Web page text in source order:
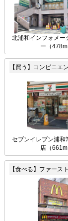
北浦和インフォメー
ー（478m
【買う】コンビニエ
セブンイレブン浦和
店（661m
【食べる】ファース